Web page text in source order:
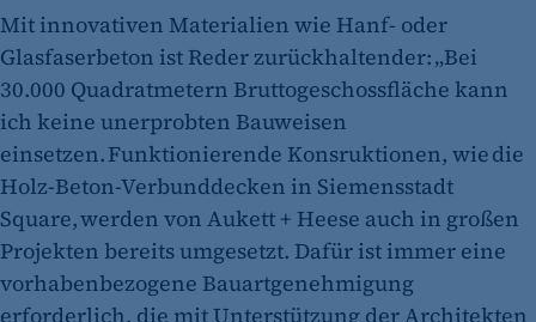
Mit innovativen Materialien wie Hanf- oder
Glasfaserbeton ist Reder zurückhaltender: „Bei
30.000 Quadratmetern Bruttogeschossfläche kann
ich keine unerprobten Bauweisen
einsetzen. Funktionierende Konsruktionen, wie die
Holz-Beton-Verbunddecken in Siemensstadt
Square, werden von Aukett + Heese auch in großen
Projekten bereits umgesetzt. Dafür ist immer eine
vorhabenbezogene Bauartgenehmigung
erforderlich, die mit Unterstützung der Architekten